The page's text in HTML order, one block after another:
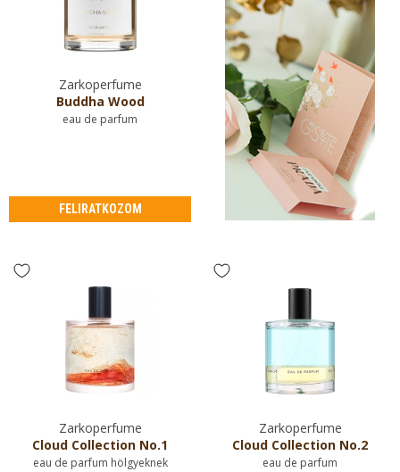
Zarkoperfume
Buddha Wood
eau de parfum
FELIRATKOZOM
Zarkoperfume
Cloud Collection No.1
eau de parfum hölgyeknek
Zarkoperfume
Cloud Collection No.2
eau de parfum